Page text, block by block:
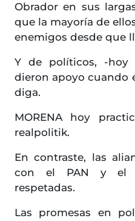
Obrador en sus
que la mayoría de
enemigos desde que
Y de políticos, -hoy
dieron apoyo cuando
diga.
MORENA hoy
realpolitik.
En contraste, las
con el PAN y el
respetadas.
Las promesas en